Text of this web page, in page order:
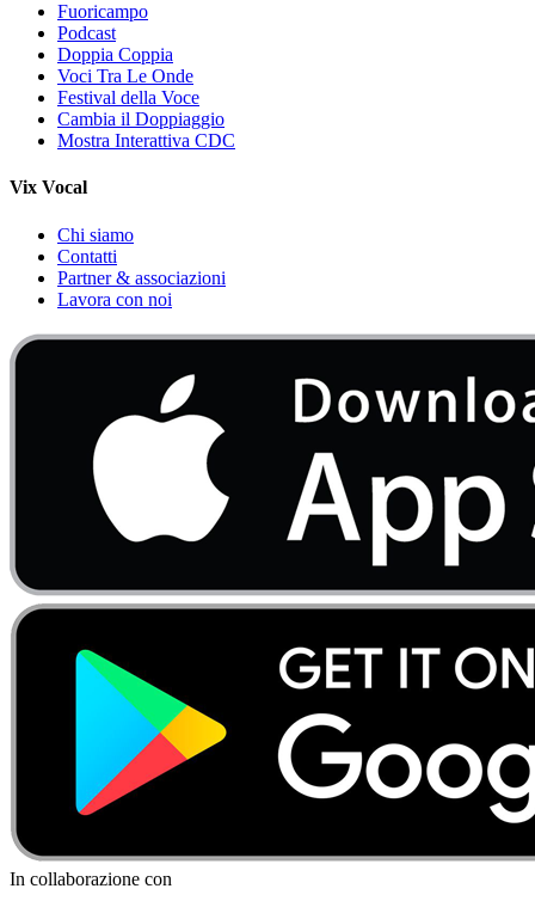
Fuoricampo
Podcast
Doppia Coppia
Voci Tra Le Onde
Festival della Voce
Cambia il Doppiaggio
Mostra Interattiva CDC
Vix Vocal
Chi siamo
Contatti
Partner & associazioni
Lavora con noi
In collaborazione con